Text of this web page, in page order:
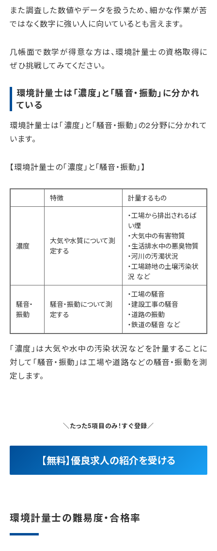
また調査した数値やデータを扱うため、細かな作業が苦
ではなく数字に強い人に向いているとも言えます。
几帳面で数学が得意な方は、環境計量士の資格取得に
ぜひ挑戦してみてください。
環境計量士は「濃度」と「騒音・振動」に分かれ
ている
環境計量士は「濃度」と「騒音・振動」の2分野に分かれて
います。
【環境計量士の「濃度」と「騒音・振動」】
特徴 計量するもの
濃度
大気や水質について測
定する
・工場から排出されるば
い煙
・大気中の有害物質
・生活排水中の悪臭物質
・河川の汚濁状況
・工場跡地の土壌汚染状
況 など
騒音・
振動
騒音・振動について測
定する
・工場の騒音
・建設工事の騒音
・道路の振動
・鉄道の騒音 など
「濃度」は大気や水中の汚染状況などを計量することに
対して「騒音・振動」は工場や道路などの騒音・振動を測
定します。
＼たった5項目のみ！すぐ登録／
【無料】優良求人の紹介を受ける
環境計量士の難易度・合格率